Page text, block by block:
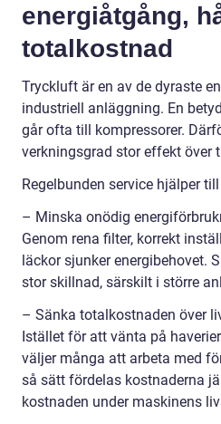
energiåtgång,
totalkostnad
Tryckluft är en av de dyraste
industriell anläggning. En
går ofta till kompressorer.
verkningsgrad stor effekt över
Regelbunden service hjälper
– Minska onödig
Genom rena filter, korrekt
läckor sjunker energibehovet.
stor skillnad, särskilt i större
– Sänka totalkostnaden över
Istället för att vänta på
väljer många att arbeta med
så sätt fördelas kostnaderna
kostnaden under maskinens